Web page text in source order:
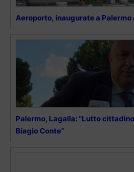
Aeroporto, inaugurate a Palermo
Palermo, Lagalla: “Lutto
Biagio Conte”